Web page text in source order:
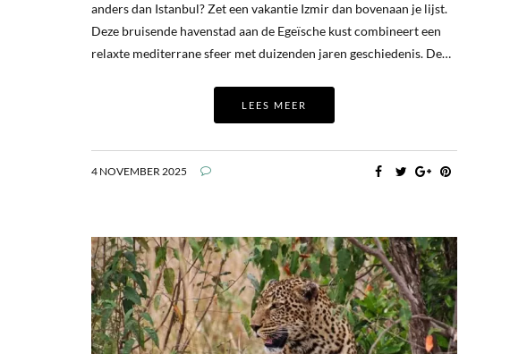
anders dan Istanbul? Zet een vakantie Izmir dan bovenaan je lijst.
Deze bruisende havenstad aan de Egeïsche kust combineert een
relaxte mediterrane sfeer met duizenden jaren geschiedenis. De…
LEES MEER
4 NOVEMBER 2025